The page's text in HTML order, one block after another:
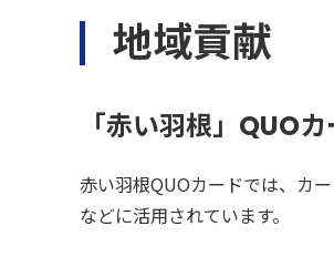
地域貢献
「赤い羽根」QUO
赤い羽根QUOカードでは、カ
などに活用されています。